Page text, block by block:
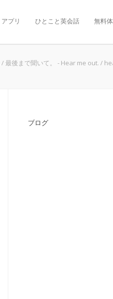
アプリ ひとこと英会話 無料
/最後まで聞いて。 - Hear me out. /
ブログ